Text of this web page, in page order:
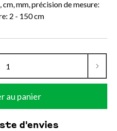
mm, précision de mesure:
2 - 150 cm
au panier
d'envies